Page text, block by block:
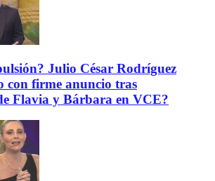
Julio César Rodríguez
con firme anuncio tras
Flavia y Bárbara en VCE?